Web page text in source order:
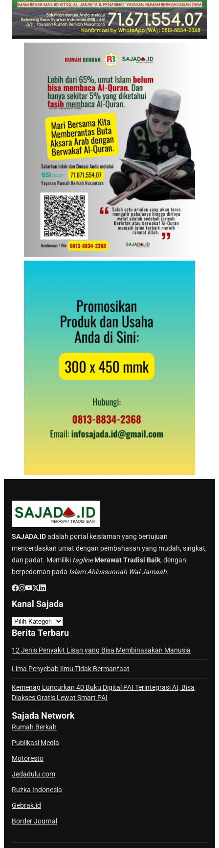
SAJADA.IDadalah portal keislaman yang bertujuan
mencerdaskan umat dengan pembahasan yang mudah, singkat,
dan padat. Memiliki tagline Merawat Tradisi Baik, dengan
berpedoman pada Islam Ahlussunnah Wal Jamaah.
Kanal Sajada
a
n
a
l
S
a
j
d
a
Berita Terbaru
12 Jenis Penyakit Lisan yang Bisa Membinasakan Manusia
Lima Penyebab Ilmu Tidak Bermanfaat
Kemenag Luncurkan 40 Buku Digital PAI Terintegrasi AI, Bisa
Diakses Gratis Lewat Smart PAI
Sajada Network
Rumah Berkah
Publikasi Media
Motoresto
Jedadulu.com
Ruzka Indonesia
Gebrak.id
Border Journal